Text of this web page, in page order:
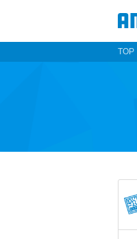
TOP